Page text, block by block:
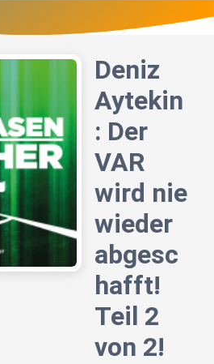
Deniz
Aytekin
: Der
VAR
wird nie
wieder
abgesc
hafft!
Teil 2
von 2!